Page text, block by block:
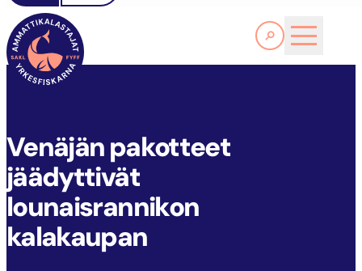
Lue lisää
SAKL
Venäjän pakotteet
jäädyttivät
lounaisrannikon
kalakaupan